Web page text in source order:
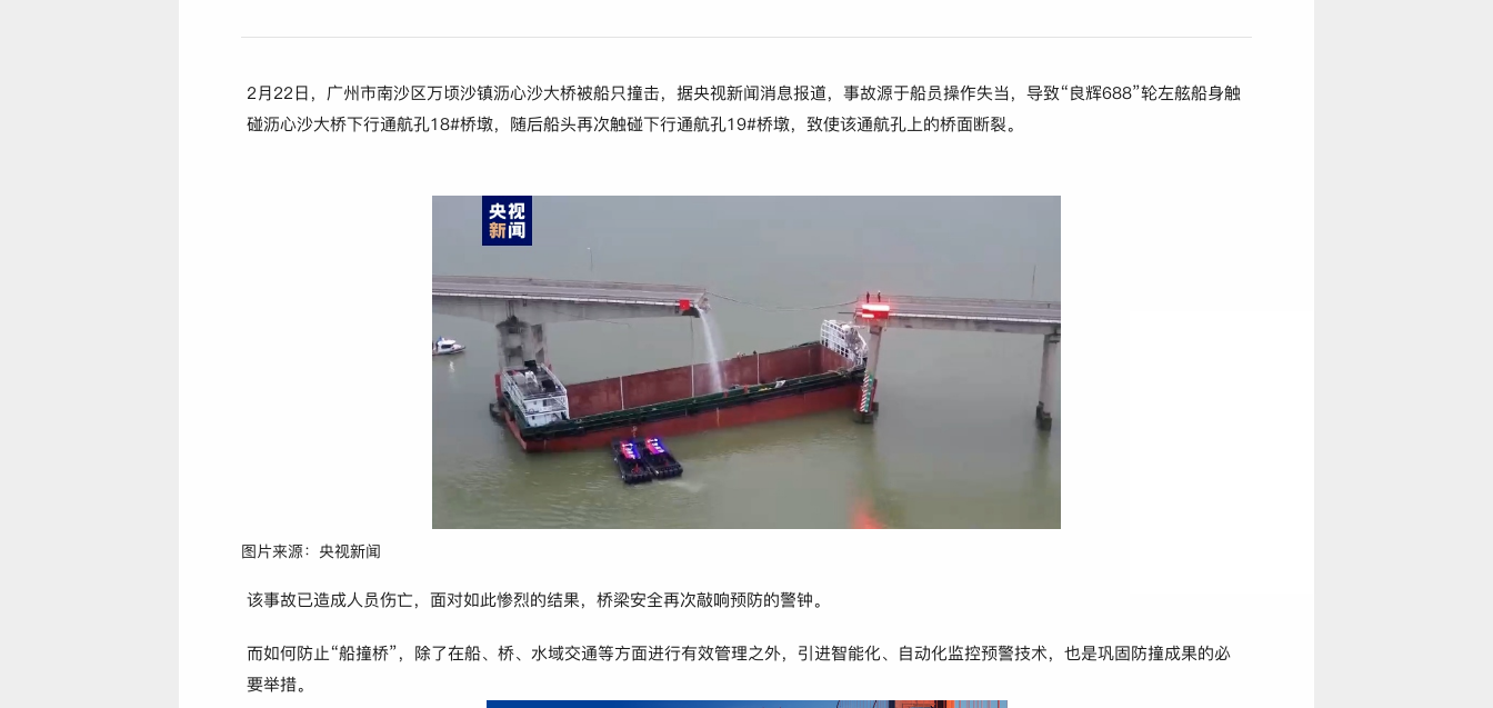
2月22日，广州市南沙区万顷沙镇沥心沙大桥被船只撞击，据央视新闻消息报道，事故源于船员操作失当，导致“良辉688”轮左舷船身触
碰沥心沙大桥下行通航孔18#桥墩，随后船头再次触碰下行通航孔19#桥墩，致使该通航孔上的桥面断裂。
图片来源：央视新闻
该事故已造成人员伤亡，面对如此惨烈的结果，桥梁安全再次敲响预防的警钟。
而如何防止“船撞桥”，除了在船、桥、水域交通等方面进行有效管理之外，引进智能化、自动化监控预警技术，也是巩固防撞成果的必
要举措。